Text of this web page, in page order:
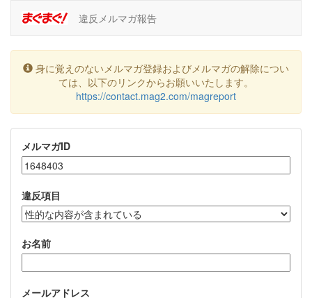
違反メルマガ報告
身に覚えのないメルマガ登録およびメルマガの解除につい
ては、以下のリンクからお願いいたします。
https://contact.mag2.com/magreport
メルマガID
違反項目
お名前
メールアドレス